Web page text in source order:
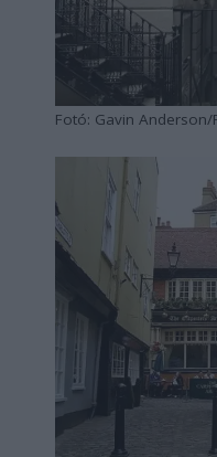
Fotó: Gavin Anderson/